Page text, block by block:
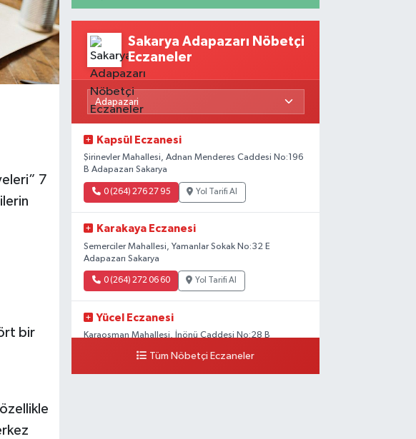
7
bir
Sakarya Adapazarı Nöbetçi
Eczaneler
Kapsül Eczanesi
Şirinevler Mahallesi, Adnan Menderes Caddesi No:196
B Adapazarı Sakarya
0 (264) 276 27 95 Yol Tarifi Al
Karakaya Eczanesi
Semerciler Mahallesi, Yamanlar Sokak No:32 E
Adapazarı Sakarya
0 (264) 272 06 60 Yol Tarifi Al
Yücel Eczanesi
Karaosman Mahallesi, İnönü Caddesi No:28 B
Tüm Nöbetçi Eczaneler